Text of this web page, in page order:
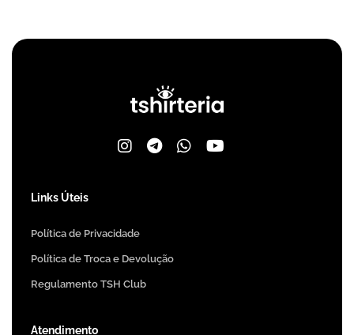
Links Úteis
Política de Privacidade
Política de Troca e Devolução
Regulamento TSH Club
Atendimento